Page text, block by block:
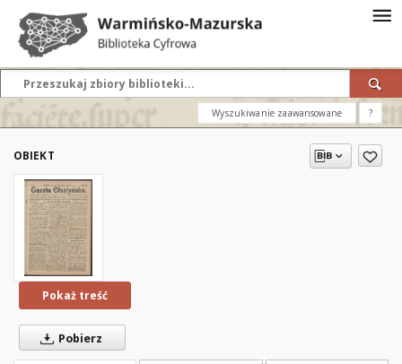
Wyszukiwanie zaawansowane ?
OBIEKT
Pokaż treść
Pobierz